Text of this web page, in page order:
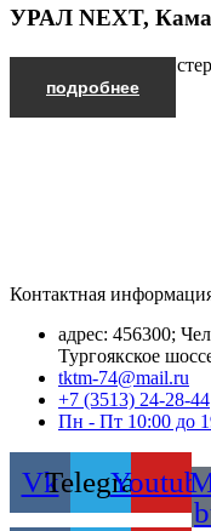
УРАЛ NEXT,
Производим
подробнее
Контактная
адрес: 456300;
Тургоякское
tktm-74@mail.ru
+7 (3513) 24-28-44
Пн - Пт 10:00 до
VkTelegram